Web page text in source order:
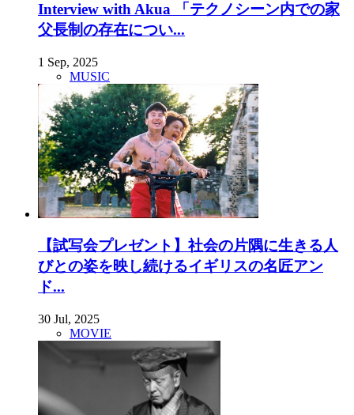
Interview with Akua 「テクノシーン内での家
父長制の存在につい...
1 Sep, 2025
MUSIC
【試写会プレゼント】社会の片隅に生きる人
びとの姿を映し続けるイギリスの名匠アン
ド...
30 Jul, 2025
MOVIE